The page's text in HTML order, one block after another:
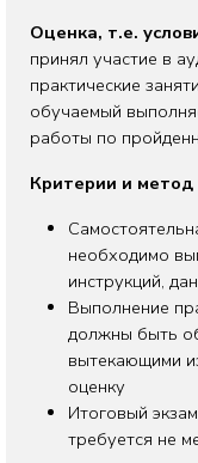
Оценка, т.е.
принял участие в
практические
обучаемый
работы по
Критерии и метод
необходимо
инструкций,
Выполнение
должны быть
вытекающими
оценку
Итоговый
требуется не